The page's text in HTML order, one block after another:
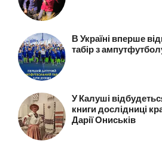
В Україні вперше
табір з
У Калуші
книги дослідниці
Дарії Ониськів